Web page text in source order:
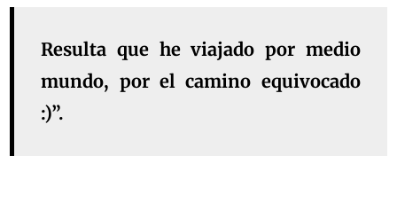
Resulta que he viajado por medio
mundo, por el camino equivocado
:)”.